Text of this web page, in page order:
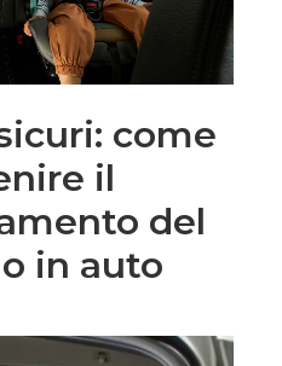
come
il
del
in auto